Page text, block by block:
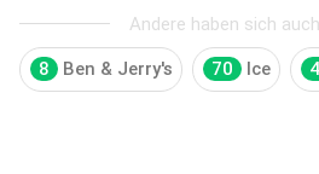
Andere haben sich
8 Ben & Jerry's 70 Ice